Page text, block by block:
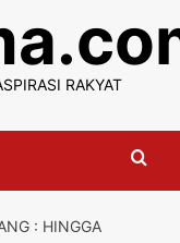
RAKYAT
: HINGGA